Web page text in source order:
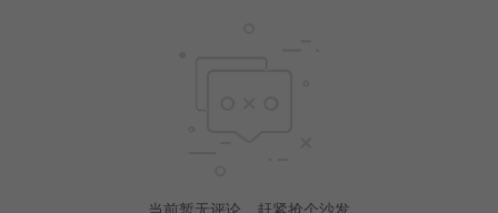
当前暂无评论，赶紧抢个沙发